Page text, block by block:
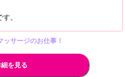
。
サージのお仕事！
を見る